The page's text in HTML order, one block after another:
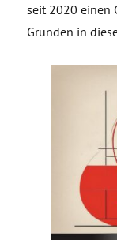
seit 2020 einen
Gründen in